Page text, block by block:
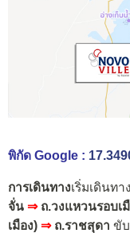
พิกัด Google :
การเดินทางเริ่มเดินทา
จั่น ⇒ถ.วงแหวนรอบเ
เมือง) ⇒ถ.ราชสุดา ขั